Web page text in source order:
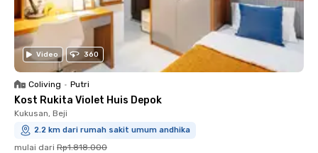
Video 360
Coliving • Putri
Kost Rukita Violet Huis Depok
Kukusan, Beji
2.2 km dari rumah sakit umum andhika
mulai dari Rp1.818.000